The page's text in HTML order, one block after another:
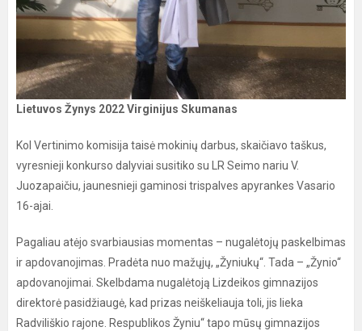
Lietuvos Žynys 2022 Virginijus Skumanas
Kol Vertinimo komisija taisė mokinių darbus, skaičiavo taškus,
vyresnieji konkurso dalyviai susitiko su LR Seimo nariu V.
Juozapaičiu, jaunesnieji gaminosi trispalves apyrankes Vasario
16-ajai.
Pagaliau atėjo svarbiausias momentas – nugalėtojų paskelbimas
ir apdovanojimas. Pradėta nuo mažųjų, „Žyniukų“. Tada – „Žynio“
apdovanojimai. Skelbdama nugalėtoją Lizdeikos gimnazijos
direktorė pasidžiaugė, kad prizas neiškeliauja toli, jis lieka
Radviliškio rajone. Respublikos Žyniu“ tapo mūsų gimnazijos